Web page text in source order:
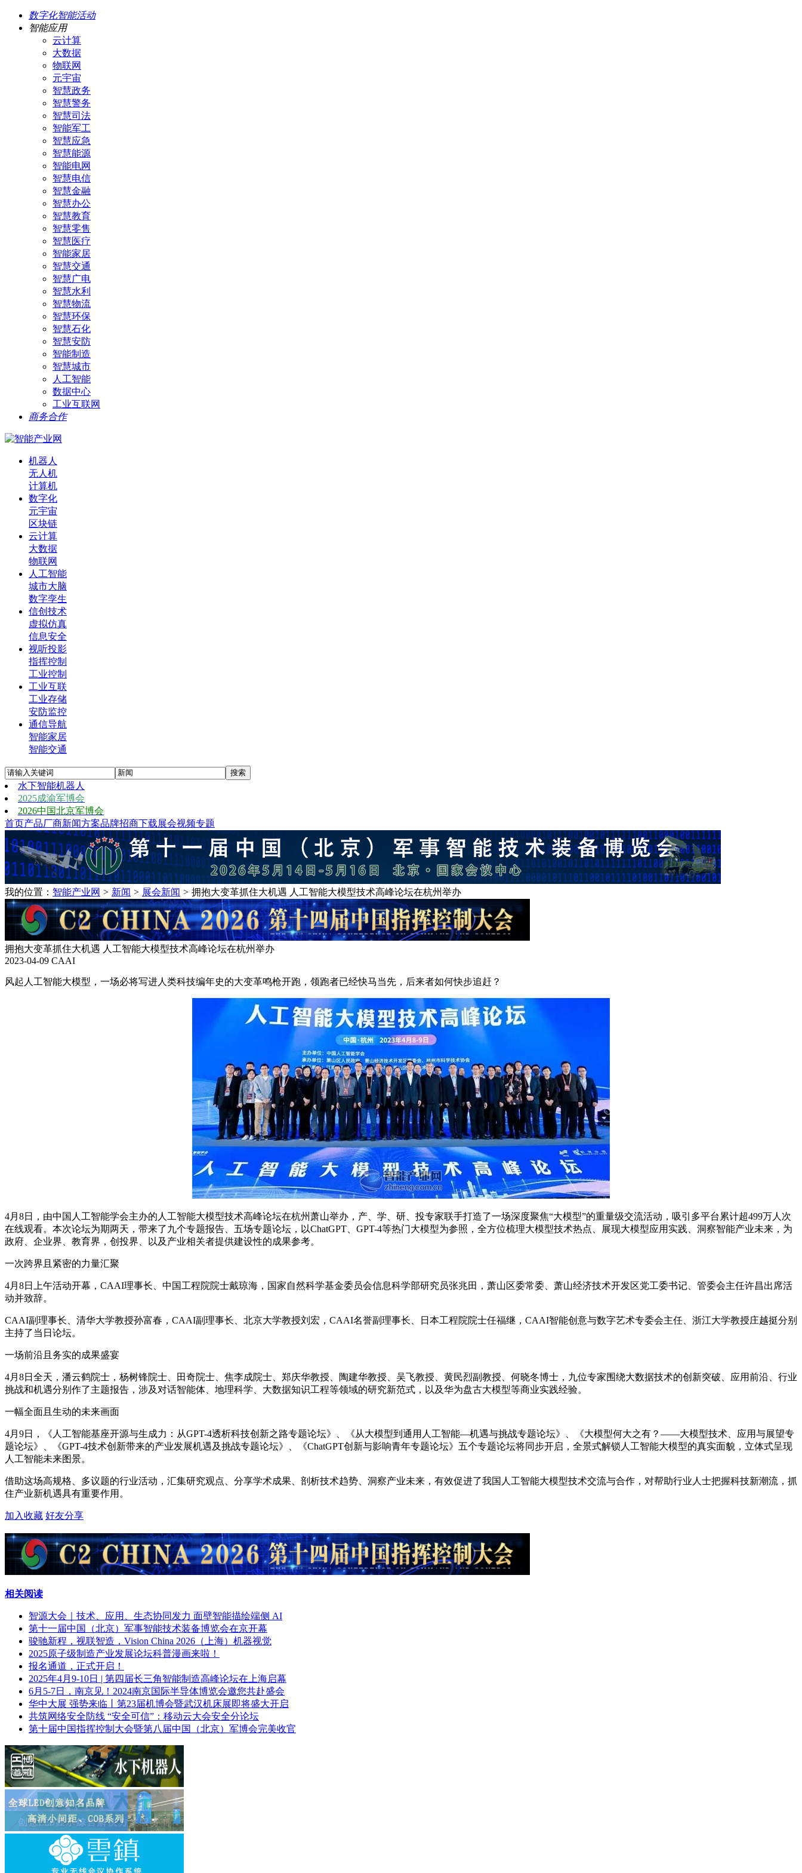
数字化智能活动
智能应用
云计算
大数据
物联网
元宇宙
智慧政务
智慧警务
智慧司法
智能军工
智慧应急
智慧能源
智能电网
智慧电信
智慧金融
智慧办公
智慧教育
智慧零售
智慧医疗
智能家居
智慧交通
智慧广电
智慧水利
智慧物流
智慧环保
智慧石化
智慧安防
智能制造
智慧城市
人工智能
数据中心
工业互联网
商务合作
机器人
无人机
计算机
数字化
元宇宙
区块链
云计算
大数据
物联网
人工智能
城市大脑
数字孪生
信创技术
虚拟仿真
信息安全
视听投影
指挥控制
工业控制
工业互联
工业存储
安防监控
通信导航
智能家居
智能交通
水下智能机器人
2025成渝军博会
2026中国北京军博会
首页产品厂商新闻方案品牌招商下载展会视频专题
我的位置： 智能产业网 > 新闻 > 展会新闻 > 拥抱大变革抓住大机遇 人工智能大模型技术高峰论坛在杭州举办
拥抱大变革抓住大机遇 人工智能大模型技术高峰论坛在杭州举办
2023-04-09 CAAI
风起人工智能大模型，一场必将写进人类科技编年史的大变革鸣枪开跑，领跑者已经快马当先，后来者如何快步追赶？
4月8日，由中国人工智能学会主办的人工智能大模型技术高峰论坛在杭州萧山举办，产、学、研、投专家联手打造了一场深度聚焦“大模型”的重量级交流活动，吸引多平台累计超499万人次
在线观看。本次论坛为期两天，带来了九个专题报告、五场专题论坛，以ChatGPT、GPT-4等热门大模型为参照，全方位梳理大模型技术热点、展现大模型应用实践、洞察智能产业未来，为
政府、企业界、教育界，创投界、以及产业相关者提供建设性的成果参考。
一次跨界且紧密的力量汇聚
4月8日上午活动开幕，CAAI理事长、中国工程院院士戴琼海，国家自然科学基金委员会信息科学部研究员张兆田，萧山区委常委、萧山经济技术开发区党工委书记、管委会主任许昌出席活
动并致辞。
CAAI副理事长、清华大学教授孙富春，CAAI副理事长、北京大学教授刘宏，CAAI名誉副理事长、日本工程院院士任福继，CAAI智能创意与数字艺术专委会主任、浙江大学教授庄越挺分别
主持了当日论坛。
一场前沿且务实的成果盛宴
4月8日全天，潘云鹤院士，杨树锋院士、田奇院士、焦李成院士、郑庆华教授、陶建华教授、吴飞教授、黄民烈副教授、何晓冬博士，九位专家围绕大数据技术的创新突破、应用前沿、行业
挑战和机遇分别作了主题报告，涉及对话智能体、地理科学、大数据知识工程等领域的研究新范式，以及华为盘古大模型等商业实践经验。
一幅全面且生动的未来画面
4月9日，《人工智能基座开源与生成力：从GPT-4透析科技创新之路专题论坛》、《从大模型到通用人工智能—机遇与挑战专题论坛》、《大模型何大之有？——大模型技术、应用与展望专
题论坛》、《GPT-4技术创新带来的产业发展机遇及挑战专题论坛》、《ChatGPT创新与影响青年专题论坛》五个专题论坛将同步开启，全景式解锁人工智能大模型的真实面貌，立体式呈现
人工智能未来图景。
借助这场高规格、多议题的行业活动，汇集研究观点、分享学术成果、剖析技术趋势、洞察产业未来，有效促进了我国人工智能大模型技术交流与合作，对帮助行业人士把握科技新潮流，抓
住产业新机遇具有重要作用。
加入收藏 好友分享
相关阅读
智源大会｜技术、应用、生态协同发力 面壁智能描绘端侧 AI
第十一届中国（北京）军事智能技术装备博览会在京开幕
​骏驰新程，视联智造，Vision China 2026（上海）机器视觉
2025原子级制造产业发展论坛科普漫画来啦！
报名通道，正式开启！
2025年4月9-10日 | 第四届长三角智能制造高峰论坛在上海启幕
6月5-7日，南京见！2024南京国际半导体博览会邀您共赴盛会
华中大展 强势来临丨第23届机博会暨武汉机床展即将盛大开启
共筑网络安全防线 “安全可信”：移动云大会安全分论坛
第十届中国指挥控制大会暨第八届中国（北京）军博会完美收官